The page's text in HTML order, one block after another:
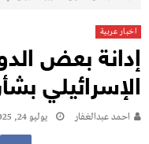
اخبار عربية
إدانة بعض
الإسرائيلي
احمد عبدالغفار يوليو 24, 2025